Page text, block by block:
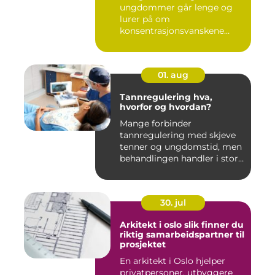
ungdommer går lenge og
lurer på om
konsentrasjonsvanskene
01. aug
Tannregulering hva,
hvorfor og hvordan?
Mange forbinder
tannregulering med skjeve
tenner og ungdomstid, men
behandlingen handler i stor
30. jul
Arkitekt i oslo slik finner du
riktig samarbeidspartner til
prosjektet
En arkitekt i Oslo hjelper
privatpersoner, utbyggere